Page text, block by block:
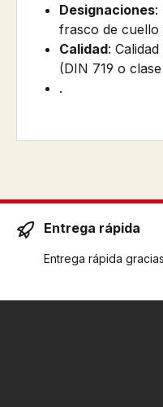
Designaciones:
frasco de cuello
Calidad:
(DIN 719 o
.
Entrega rápida
Entrega rápida